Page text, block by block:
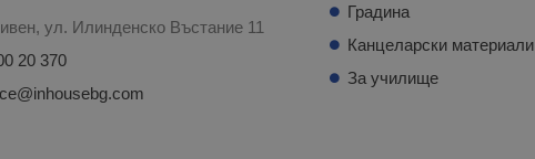
ул. Илинденско Въстание 11
20 370
Градина
Канцеларски материали
За училище